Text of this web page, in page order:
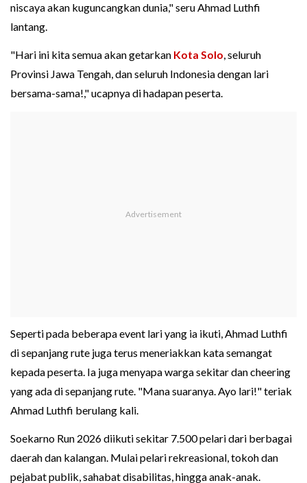
niscaya akan kuguncangkan dunia," seru Ahmad Luthfi
lantang.
"Hari ini kita semua akan getarkan Kota Solo, seluruh
Provinsi Jawa Tengah, dan seluruh Indonesia dengan lari
bersama-sama!," ucapnya di hadapan peserta.
Seperti pada beberapa event lari yang ia ikuti, Ahmad Luthfi
di sepanjang rute juga terus meneriakkan kata semangat
kepada peserta. Ia juga menyapa warga sekitar dan cheering
yang ada di sepanjang rute. "Mana suaranya. Ayo lari!" teriak
Ahmad Luthfi berulang kali.
Soekarno Run 2026 diikuti sekitar 7.500 pelari dari berbagai
daerah dan kalangan. Mulai pelari rekreasional, tokoh dan
pejabat publik, sahabat disabilitas, hingga anak-anak.